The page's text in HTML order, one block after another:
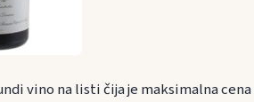
vino na listi čija je maksimalna